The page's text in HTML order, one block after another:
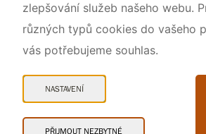
Snadné čtení
zlepšování služeb našeho webu.
různých typů cookies do vašeho
vás potřebujeme souhlas.
NASTAVENÍ
PŘIJMOUT NEZBYTNÉ